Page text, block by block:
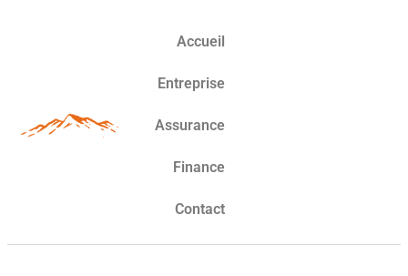
Accueil
Entreprise
Assurance
Finance
Contact